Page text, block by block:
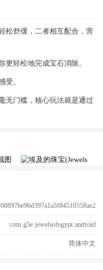
松舒缓，二者相互配合，营
更轻松地完成宝石消除。
受。
无门槛，核心玩法就是通过
com.g5e.jewelsofegypt.android
简体中文